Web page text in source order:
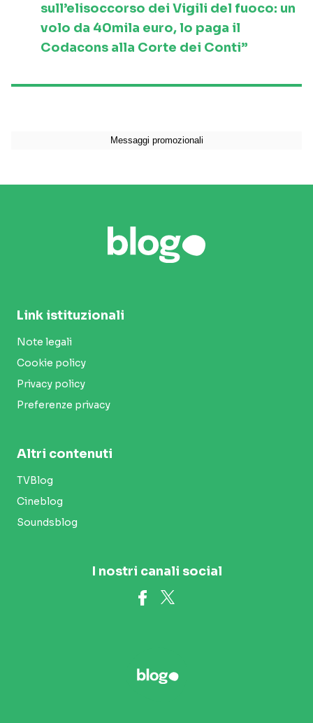
sull’elisoccorso dei Vigili del fuoco: un
volo da 40mila euro, lo paga il
Codacons alla Corte dei Conti”
Link istituzionali
Note legali
Cookie policy
Privacy policy
Preferenze privacy
Altri contenuti
TVBlog
Cineblog
Soundsblog
I nostri canali social